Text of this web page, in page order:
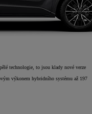
technologie, to jsou klady nové verze
výkonem hybridního systému až 197